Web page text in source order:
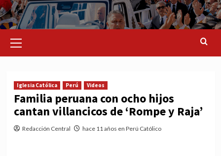
Menu
Iglesia Católica Perú Videos
Familia peruana con ocho hijos
cantan villancicos de ‘Rompe y Raja’
Redacción Central hace 11 años en Perú Católico